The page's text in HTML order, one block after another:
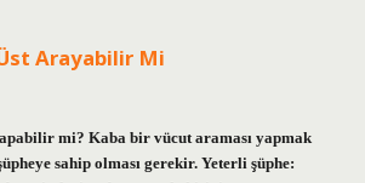
Arayabilir Mi
mi? Kaba bir vücut araması yapmak
sahip olması gerekir. Yeterli şüphe: